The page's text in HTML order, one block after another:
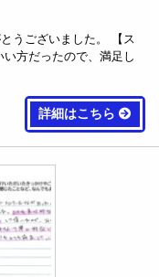
うございました。 【ス
方だったので、満足し
詳細はこちら